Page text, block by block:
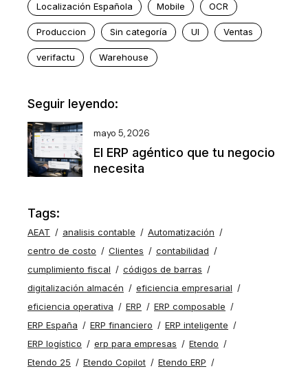
Localización Española Mobile OCR
Produccion Sin categoría UI Ventas
verifactu Warehouse
Seguir leyendo:
mayo 5, 2026
El ERP agéntico que tu negocio
necesita
Tags:
AEAT analisis contable
Automatización
centro de costo
Clientes
contabilidad
cumplimiento fiscal
códigos de barras
digitalización almacén
eficiencia empresarial
eficiencia operativa
ERP
ERP composable
ERP España
ERP financiero
ERP inteligente
ERP logístico
erp para empresas
Etendo
Etendo 25
Etendo Copilot
Etendo ERP